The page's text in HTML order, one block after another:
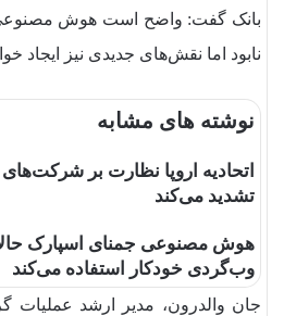
بانک گفت: واضح است هوش
نابود اما نقش‌های جدیدی نیز ایجاد
نوشته های مشابه
اتحادیه اروپا نظارت بر
تشدید می‌کند
هوش مصنوعی جمنای اسپارک
وب‌گردی خودکار استفاده می‌کند
جان والدرون، مدیر ارشد عملیات